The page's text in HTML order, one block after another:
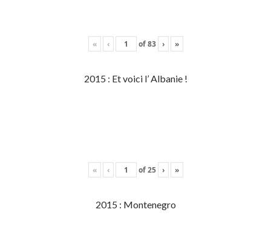
« ‹ of83 › »
2015 : Et voici l’ Albanie !
« ‹ of25 › »
2015 : Montenegro